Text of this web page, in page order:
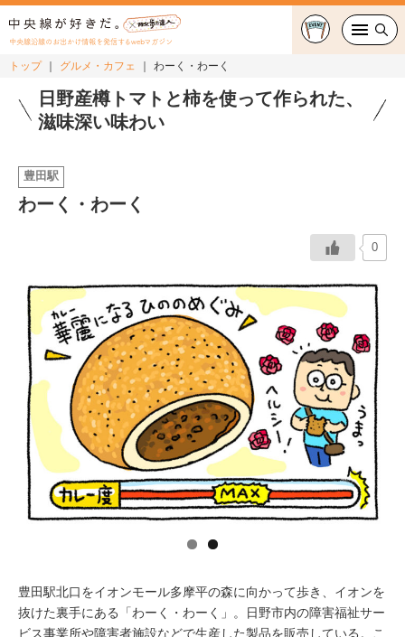
中央線沿線のお出かけ情報を発信するwebマガジン
グルメ・カフェ
おでかけ
特集
連載
中央線フェス
イベント情報
おしらせ
トップ グルメ・カフェ わーく・わーく
日野産樽トマトと柿を使って作られた、
滋味深い味わい
豊田駅
わーく・わーく
0
豊田駅北口をイオンモール多摩平の森に向かって歩き、イオンを
抜けた裏手にある「わーく・わーく」。日野市内の障害福祉サー
ビス事業所や障害者施設などで生産した製品を販売している。こ